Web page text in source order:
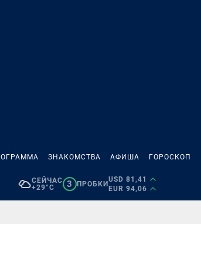
ЗНАКОМСТВА АФИША ГОРОСКОП
СЕЙЧАС
+29°C
3 ПРОБКИ
USD 81,41
EUR 94,06